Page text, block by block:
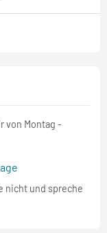
von Montag -
nicht und spreche